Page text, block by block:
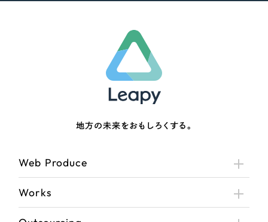
地方の未来をおもしろくする。
Web Produce
Works